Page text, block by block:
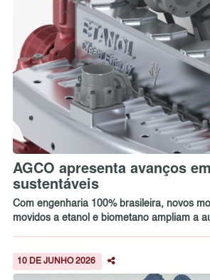
AGCO apresenta avanços
sustentáveis
Com engenharia 100% brasileira, novos
movidos a etanol e biometano ampliam a
10 DE JUNHO 2026